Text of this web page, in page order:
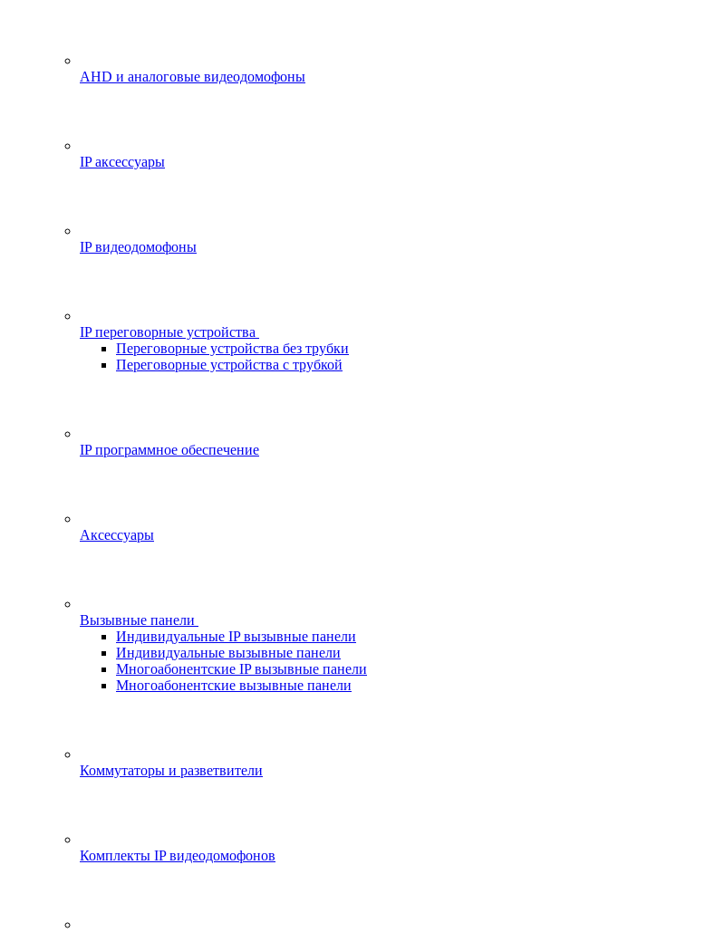
AHD и аналоговые видеодомофоны
IP аксессуары
IP видеодомофоны
IP переговорные устройства
Переговорные устройства без трубки
Переговорные устройства с трубкой
IP программное обеспечение
Аксессуары
Вызывные панели
Индивидуальные IP вызывные панели
Индивидуальные вызывные панели
Многоабонентские IP вызывные панели
Многоабонентские вызывные панели
Коммутаторы и разветвители
Комплекты IP видеодомофонов